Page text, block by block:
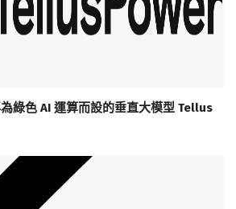
綠色 AI 運算而設的垂直大模型 Tellus